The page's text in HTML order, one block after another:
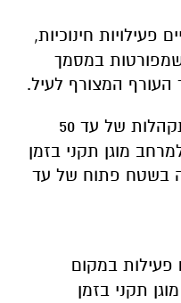
פעילויות חינוכיות,
במסמך
העורף המצורף לעיל.
ניתן לקיים התקהלות של עד 50
מוגן תקני בזמן
בשטח פתוח של עד
פעילות במקום
תקני בזמן